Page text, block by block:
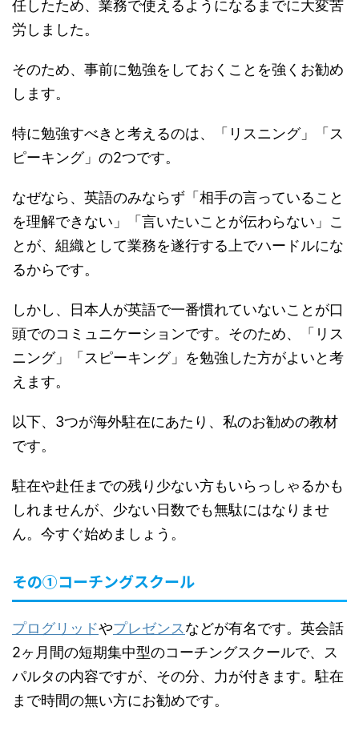
任したため、業務で使えるようになるまでに大変苦
労しました。
そのため、事前に勉強をしておくことを強くお勧め
します。
特に勉強すべきと考えるのは、「リスニング」「ス
ピーキング」の2つです。
なぜなら、英語のみならず「相手の言っていること
を理解できない」「言いたいことが伝わらない」こ
とが、組織として業務を遂行する上でハードルにな
るからです。
しかし、日本人が英語で一番慣れていないことが口
頭でのコミュニケーションです。そのため、「リス
ニング」「スピーキング」を勉強した方がよいと考
えます。
以下、3つが海外駐在にあたり、私のお勧めの教材
です。
駐在や赴任までの残り少ない方もいらっしゃるかも
しれませんが、少ない日数でも無駄にはなりませ
ん。今すぐ始めましょう。
その①コーチングスクール
プログリッドやプレゼンスなどが有名です。英会話
2ヶ月間の短期集中型のコーチングスクールで、ス
パルタの内容ですが、その分、力が付きます。駐在
まで時間の無い方にお勧めです。